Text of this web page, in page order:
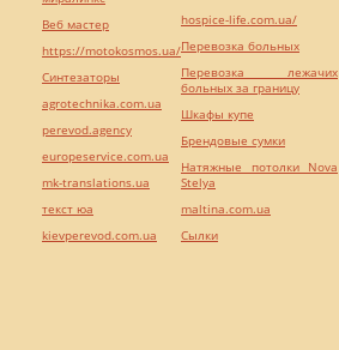
Веб мастер
https://motokosmos.ua/
Синтезаторы
agrotechnika.com.ua
perevod.agency
europeservice.com.ua
mk-translations.ua
текст юа
kievperevod.com.ua
hospice-life.com.ua/
Перевозка больных
Перевозка лежачих
больных за границу
Шкафы купе
Брендовые сумки
Натяжные потолки Nova
Stelya
maltina.com.ua
Cылки